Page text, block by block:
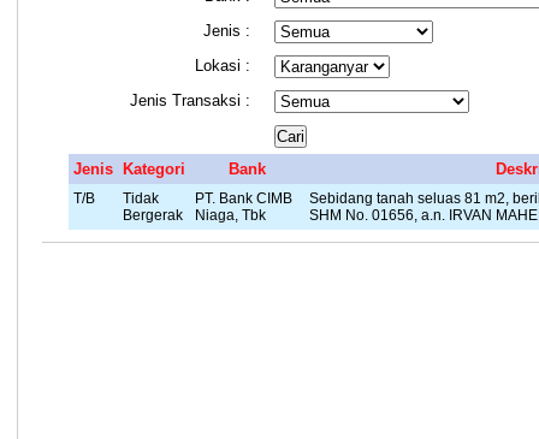
Jenis :
Lokasi :
Jenis Transaksi :
Jenis Kategori Bank
T/B
Tidak
Bergerak
PT. Bank CIMB
Niaga, Tbk
Sebidang tanah seluas 81 m2,
SHM No. 01656, a.n. IRVAN